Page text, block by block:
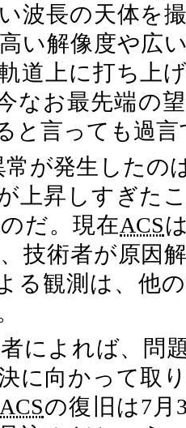
波長の天体を
い解像度や広
道上に打ち上
なお最先端の
と言っても過
常が発生したの
上昇しすぎた
だ。現在ACS
技術者が原因
る観測は、他
によれば、問
に向かって取
ACSの復旧は7月